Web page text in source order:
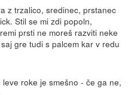
z trzalico, sredinec, prstanec
Stil se mi zdi popoln,
prsti ne moreš razviti neke
gre tudi s palcem kar v redu
roke je smešno - če ga ne,